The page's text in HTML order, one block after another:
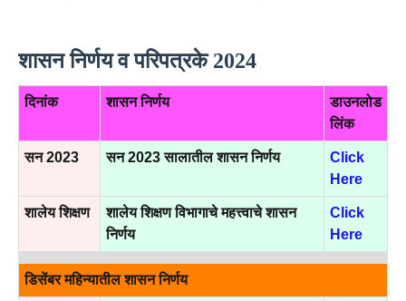
शासन निर्णय व परिपत्रके 2024
दिनांक शासन निर्णय
डाउनलोड
लिंक
सन 2023 सन 2023 सालातील शासन निर्णय
Click
Here
शालेय शिक्षण
शालेय शिक्षण विभागाचे महत्त्वाचे शासन
निर्णय
Click
Here
डिसेंबर महिन्यातील शासन निर्णय